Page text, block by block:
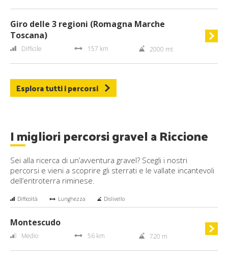
Giro delle 3 regioni (Romagna Marche
Toscana)
Difficile 157 km 2000 mt
Esplora tutti i percorsi
I migliori percorsi gravel a Riccione
Sei alla ricerca di un’avventura gravel? Scegli i nostri
percorsi e vieni a scoprire gli sterrati e le vallate incantevoli
dell’entroterra riminese.
Difficoltà Lunghezza Dislivello
Montescudo
Medio 56 km 720 m